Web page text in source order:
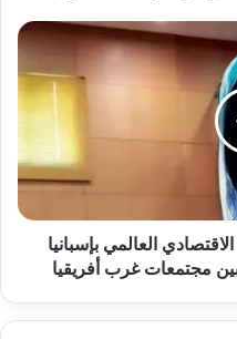
العالمي بإسبانيا
مجتمعات غرب أفريقيا